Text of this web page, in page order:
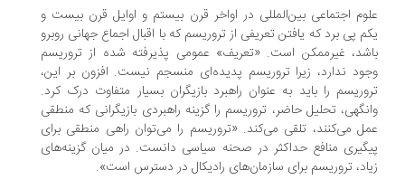
اجتماعی بین‌المللی در اواخر قرن بیستم و اوایل قرن بیست و
پی برد که یافتن تعریفی از تروریسم که با اقبال اجماع جهانی روبرو
غیرممکن است. «تعریف» عمومی پذیرفته شده از تروریسم
ندارد، زیرا تروریسم پدیده‌ای منسجم نیست. افزون بر این،
را باید به عنوان راهبرد بازیگران بسیار متفاوت درک کرد.
تحلیل حاضر، تروریسم را گزینه راهبردی بازیگرانی که منطقی
می‌کنند، تلقی می‌کند. «تروریسم را می‌توان راهی منطقی برای
منافع حداکثر در صحنه سیاسی دانست. در میان گزینه‌های
تروریسم برای سازمان‌های رادیکال در دسترس است».